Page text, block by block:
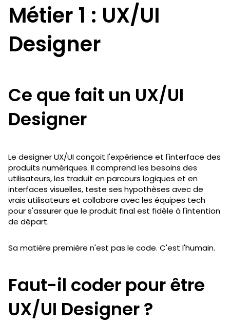
Métier 1 : UX/UI
Designer
Ce que fait un UX/UI
Designer
Le designer UX/UI conçoit l'expérience et l'interface des
produits numériques. Il comprend les besoins des
utilisateurs, les traduit en parcours logiques et en
interfaces visuelles, teste ses hypothèses avec de
vrais utilisateurs et collabore avec les équipes tech
pour s'assurer que le produit final est fidèle à l'intention
de départ.
Sa matière première n'est pas le code. C'est l'humain.
Faut-il coder pour être
UX/UI Designer ?